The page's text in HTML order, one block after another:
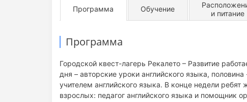
Программа Обучение
и питание
Программа
Городской квест-лагерь Рекалето – Развитие
дня – авторские уроки английского языка,
учителем английского языка. В конце недели
взрослых: педагог английского языка и помощник